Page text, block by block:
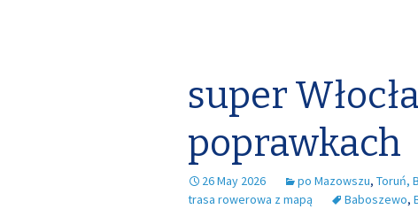
super
poprawkach
26 May 2026 po Mazowszu, Toruń,
trasa rowerowa z mapą
Baboszewo,